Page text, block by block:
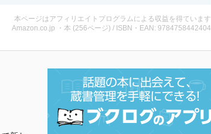
本ページはアフィリエイトプログラムによる収益を得ています
Amazon.co.jp ・本 (256ページ) / ISBN・EAN: 9784758442404